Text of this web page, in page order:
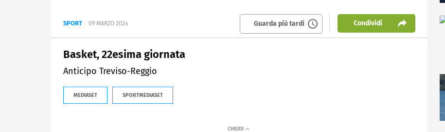
SPORT 09 MARZO 2024 Guarda più tardi Condividi
Basket, 22esima giornata
Anticipo Treviso-Reggio
MEDIASET SPORTMEDIASET